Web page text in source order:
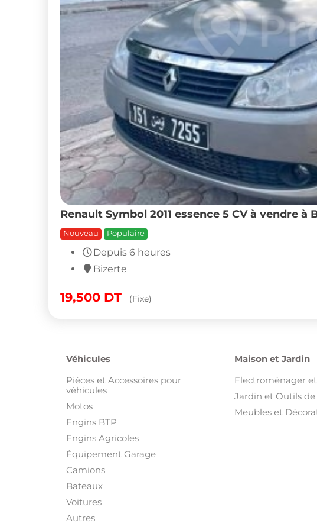
Renault Symbol 2011 essence 5 CV à vendre à
Nouveau Populaire
Depuis 6 heures
Bizerte
19,500 DT (Fixe)
Véhicules
Pièces et Accessoires pour
véhicules
Motos
Engins BTP
Engins Agricoles
Équipement Garage
Camions
Bateaux
Voitures
Autres
Maison et Jardin
Electroménager et
Jardin et Outils
Meubles et